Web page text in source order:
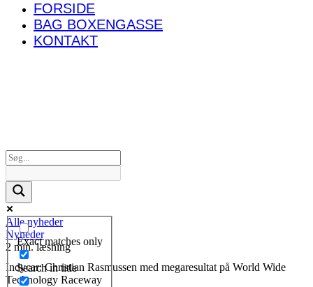
FORSIDE
BAG BOXENGASSE
KONTAKT
Exact matches only
Search in title
Alle nyheder
Nyheder
2 min. læsning
Indycar: Christian Rasmussen med megaresultat på World Wide
Technology Raceway